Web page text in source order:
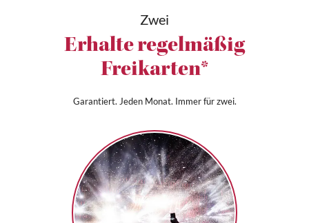
Zwei
Erhalte regelmäßig
Freikarten*
Garantiert. Jeden Monat. Immer für zwei.